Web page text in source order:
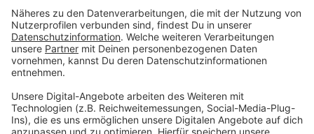
Kommunalwahlen in NRW eingefahren. Und nicht nur
das: In großen Städten, wie Köln, Bonn und Aachen
wurden sie stärkste Kraft im Stadtrat. In anderen
großen Städten, wie Düsseldorf, Münster, Dortmund,
Bochum und Mülheim, wurden sie zweitstärkste Kraft.
In Aachen und Bonn haben die Grünen bei den
Stichwahlen dazu noch gute Chancen auf den
Oberbürgermeister-Posten. Das zeigt, dass der Erfolg